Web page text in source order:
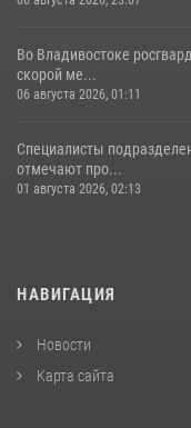
Во Владивостоке
скорой ме...
06 августа 2026, 01:11
Специалисты
отмечают про...
01 августа 2026, 02:13
НАВИГАЦИЯ
Новости
Карта сайта